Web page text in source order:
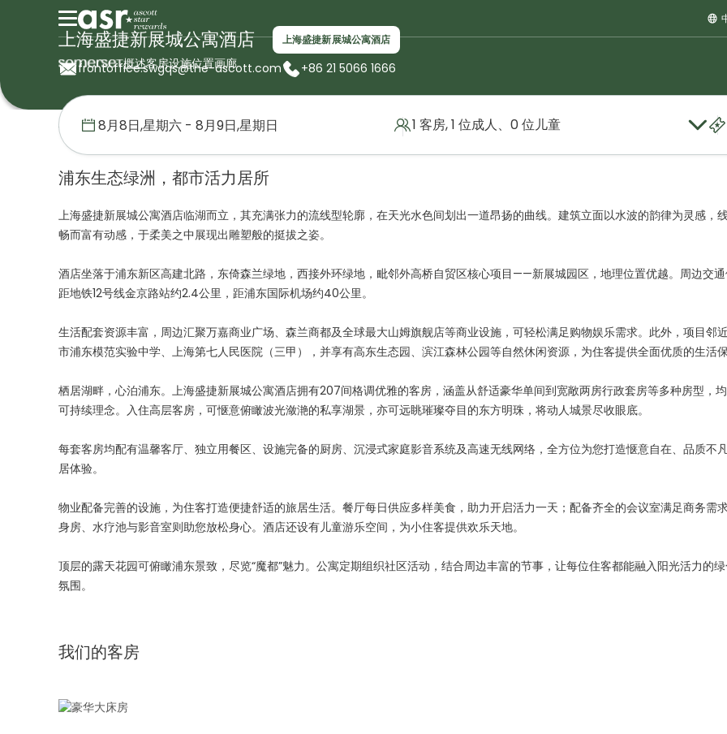
概述客房设施位置画廊
1 客房, 1 位成人、0 位儿童
上海盛捷新展城公寓酒店 上海盛捷新展城公寓酒店
frontoffice.swgqs@the-ascott.com +86 21 5066 1666
首页 盛捷服务公寓 中国 上海盛捷新展城公寓酒店
浦东生态绿洲，都市活力居所
上海盛捷新展城公寓酒店临湖而立，其充满张力的流线型轮廓，在天光水色间划出一道昂扬的曲线。建筑立面以水波的韵律为灵感，
畅而富有动感，于柔美之中展现出雕塑般的挺拔之姿。
酒店坐落于浦东新区高建北路，东倚森兰绿地，西接外环绿地，毗邻外高桥自贸区核心项目——新展城园区，地理位置优越。周边交
距地铁12号线金京路站约2.4公里，距浦东国际机场约40公里。
生活配套资源丰富，周边汇聚万嘉商业广场、森兰商都及全球最大山姆旗舰店等商业设施，可轻松满足购物娱乐需求。此外，项目邻
市浦东模范实验中学、上海第七人民医院（三甲），并享有高东生态园、滨江森林公园等自然休闲资源，为住客提供全面优质的生活
栖居湖畔，心泊浦东。上海盛捷新展城公寓酒店拥有207间格调优雅的客房，涵盖从舒适豪华单间到宽敞两房行政套房等多种房型，
可持续理念。入住高层客房，可惬意俯瞰波光潋滟的私享湖景，亦可远眺璀璨夺目的东方明珠，将动人城景尽收眼底。
每套客房均配有温馨客厅、独立用餐区、设施完备的厨房、沉浸式家庭影音系统及高速无线网络，全方位为您打造惬意自在、品质不
居体验。
物业配备完善的设施，为住客打造便捷舒适的旅居生活。餐厅每日供应多样美食，助力开启活力一天；配备齐全的会议室满足商务需
身房、水疗池与影音室则助您放松身心。酒店还设有儿童游乐空间，为小住客提供欢乐天地。
顶层的露天花园可俯瞰浦东景致，尽览“魔都”魅力。公寓定期组织社区活动，结合周边丰富的节事，让每位住客都能融入阳光活力的
氛围。
我们的客房